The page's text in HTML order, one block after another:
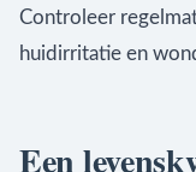
Controleer
huidirritatie en
Een